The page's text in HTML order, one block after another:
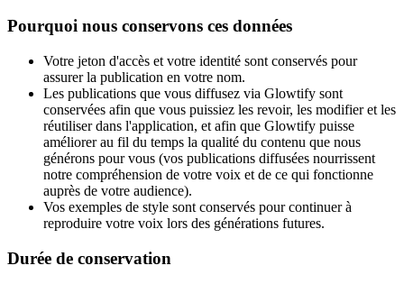
Pourquoi nous conservons ces données
Votre jeton d'accès et votre identité sont conservés pour
assurer la publication en votre nom.
Les publications que vous diffusez via Glowtify sont
conservées afin que vous puissiez les revoir, les modifier et les
réutiliser dans l'application, et afin que Glowtify puisse
améliorer au fil du temps la qualité du contenu que nous
générons pour vous (vos publications diffusées nourrissent
notre compréhension de votre voix et de ce qui fonctionne
auprès de votre audience).
Vos exemples de style sont conservés pour continuer à
reproduire votre voix lors des générations futures.
Durée de conservation